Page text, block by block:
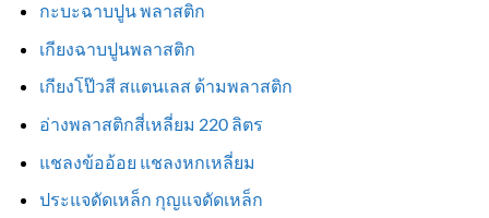
กะบะฉาบปูน พลาสติก
เกียงฉาบปูนพลาสติก
เกียงโป๊วสี สแตนเลส ด้ามพลาสติก
อ่างพลาสติกสี่เหลี่ยม 220 ลิตร
แชลงข้ออ้อย แชลงหกเหลี่ยม
ประแจดัดเหล็ก กุญแจดัดเหล็ก